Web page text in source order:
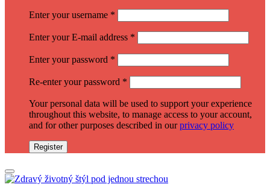
Enter your username *
Enter your E-mail address *
Enter your password *
Re-enter your password *
Your personal data will be used to support your experience
throughout this website, to manage access to your account,
and for other purposes described in ourprivacy policy
Register